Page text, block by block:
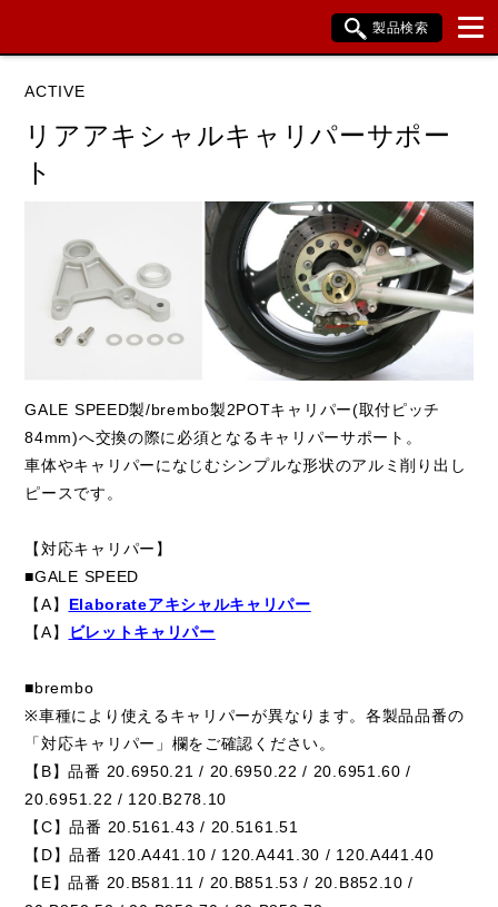
製品検索
YAMAHA SUZUKI
KAWASAKI
閉じる
ACTIVE
リアアキシャルキャリパーサポー
ト
GALE SPEED製/brembo製2POTキャリパー(取付ピッチ
84mm)へ交換の際に必須となるキャリパーサポート。
車体やキャリパーになじむシンプルな形状のアルミ削り出し
ピースです。
【対応キャリパー】
■GALE SPEED
【A】 Elaborateアキシャルキャリパー
【A】
ビレットキャリパー
■brembo
※車種により使えるキャリパーが異なります。各製品品番の
「対応キャリパー」欄をご確認ください。
【B】品番 20.6950.21 / 20.6950.22 / 20.6951.60 /
20.6951.22 / 120.B278.10
【C】品番 20.5161.43 / 20.5161.51
【D】品番 120.A441.10 / 120.A441.30 / 120.A441.40
【E】品番 20.B581.11 / 20.B851.53 / 20.B852.10 /